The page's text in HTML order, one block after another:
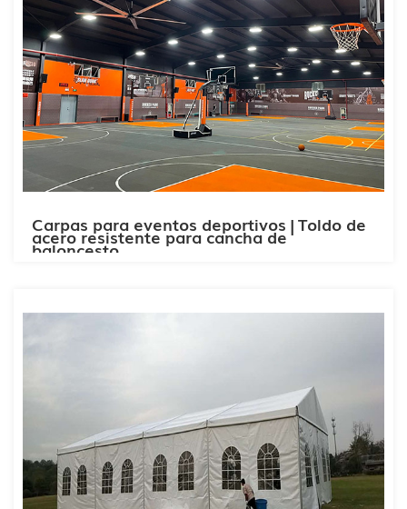
Carpas para eventos deportivos | Toldo de
acero resistente para cancha de
baloncesto